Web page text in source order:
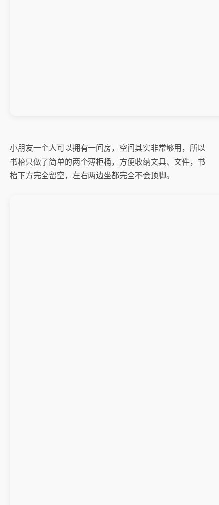
小朋友一个人可以拥有一间房，空间其实非常够用，所以
书枱只做了简单的两个薄柜桶，方便收纳文具、文件，书
枱下方完全留空，左右两边坐都完全不会顶脚。